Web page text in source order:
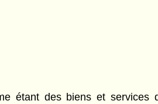
étant des biens et services